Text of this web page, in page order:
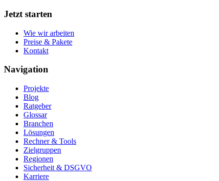
Jetzt starten
Wie wir arbeiten
Preise & Pakete
Kontakt
Navigation
Projekte
Blog
Ratgeber
Glossar
Branchen
Lösungen
Rechner & Tools
Zielgruppen
Regionen
Sicherheit & DSGVO
Karriere